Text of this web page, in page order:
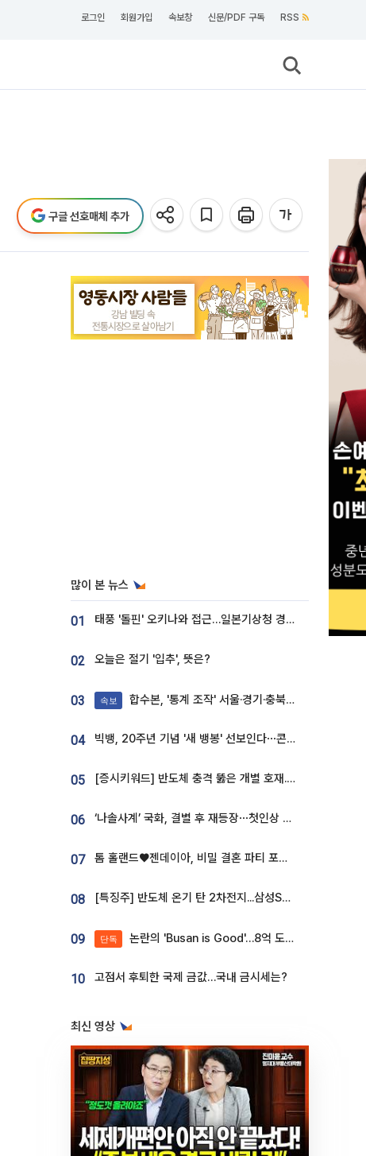
로그인 회원가입 속보창 신문/PDF 구독 RSS
구글 선호매체 추가
많이 본 뉴스
01 태풍 '돌핀' 오키나와 접근…일본기상청 경로 업데이트
02 오늘은 절기 '입추', 뜻은?
03 속보 합수본, '통계 조작' 서울·경기·충북 선관위 등 추가 압수수색
04 빅뱅, 20주년 기념 '새 뱅봉' 선보인다⋯콘서트 앞두고 팝업 개최
05 [증시키워드] 반도체 충격 뚫은 개별 호재...포스코퓨처엠·에코프로·한화솔루션 '눈길'
06 ‘나솔사계’ 국화, 결별 후 재등장⋯첫인상 투표 휩쓸고 ‘인기녀’ 등극
07 톰 홀랜드♥젠데이아, 비밀 결혼 파티 포착⋯호텔 대관비만 9억
08 [특징주] 반도체 온기 탄 2차전지...삼성SDI, 장 초반 7% 넘게 껑충
09 단독 논란의 'Busan is Good'…8억 도시브랜드, 용산 대통령실 CI 업체가 수행
10 고점서 후퇴한 국제 금값…국내 금시세는?
최신 영상